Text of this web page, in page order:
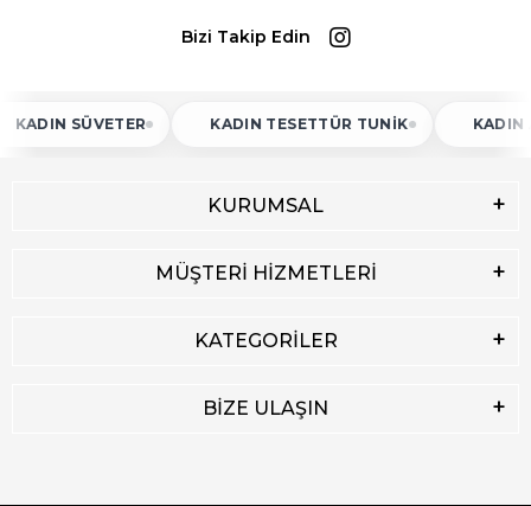
Bizi Takip Edin
SÜVETER KADIN TESETTÜR TUNIK KADIN ATLET
KURUMSAL
MÜŞTERİ HİZMETLERİ
KATEGORİLER
BİZE ULAŞIN